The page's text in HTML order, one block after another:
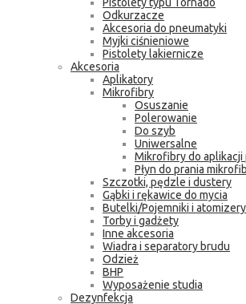
Odkurzacze
Akcesoria do pneumatyki
Myjki ciśnieniowe
Pistolety lakiernicze
Akcesoria
Aplikatory
Mikrofibry
Osuszanie
Polerowanie
Do szyb
Uniwersalne
Mikrofibry do aplikacji
Płyn do prania
Szczotki, pędzle i dustery
Gąbki i rękawice do mycia
Butelki/Pojemniki i atomizery
Torby i gadżety
Inne akcesoria
Wiadra i separatory brudu
Odzież
BHP
Wyposażenie studia
Dezynfekcja